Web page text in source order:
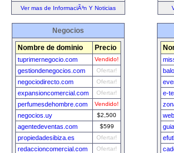
Ver mas de InformaciÃ³n Y Noticias
Negocios
Nombre de dominio Precio
tuprimernegocio.com Vendido!
gestiondenegocios.com Ofertar!
negociodirecto.com Ofertar!
expansioncomercial.com Ofertar!
perfumesdehombre.com Vendido!
negocios.uy $2,500
agentedeventas.com $599
propiedadesibiza.es Ofertar!
redaccioncomercial.com Ofertar!
e-